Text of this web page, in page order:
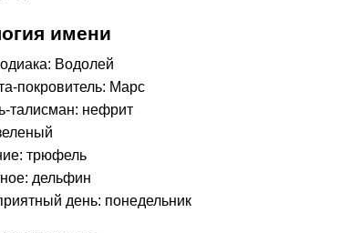
имени
Водолей
покровитель: Марс
талисман: нефрит
трюфель
дельфин
день: понедельник